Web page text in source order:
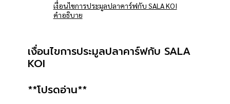
เงื่อนไขการประมูลปลาคาร์ฟกับ SALA KOI
คำอธิบาย
เงื่อนไขการประมูลปลาคาร์ฟกับ SALA
KOI
**โปรดอ่าน**